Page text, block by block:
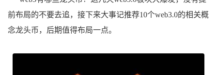
前布局的不要去追，接下来大事记推荐10个web3.0的相关概
念龙头币，后期值得布局一点。